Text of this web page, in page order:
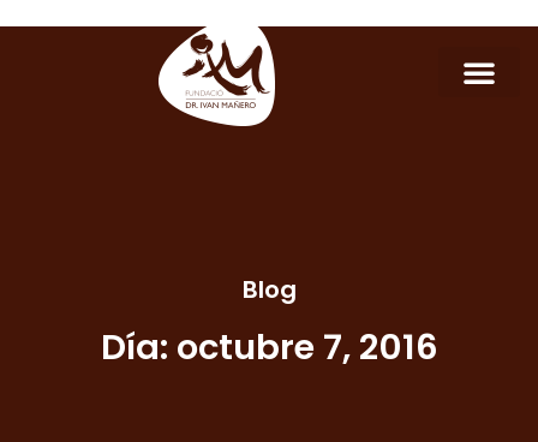
Blog
Día: octubre 7, 2016